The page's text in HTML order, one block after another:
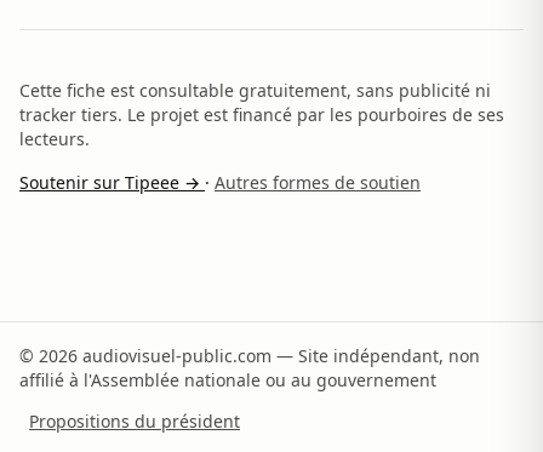
Cette fiche est consultable gratuitement, sans publicité ni
tracker tiers. Le projet est financé par les pourboires de ses
lecteurs.
Soutenir sur Tipeee → · Autres formes de soutien
© 2026 audiovisuel-public.com — Site indépendant, non
affilié à l'Assemblée nationale ou au gouvernement
Propositions du président